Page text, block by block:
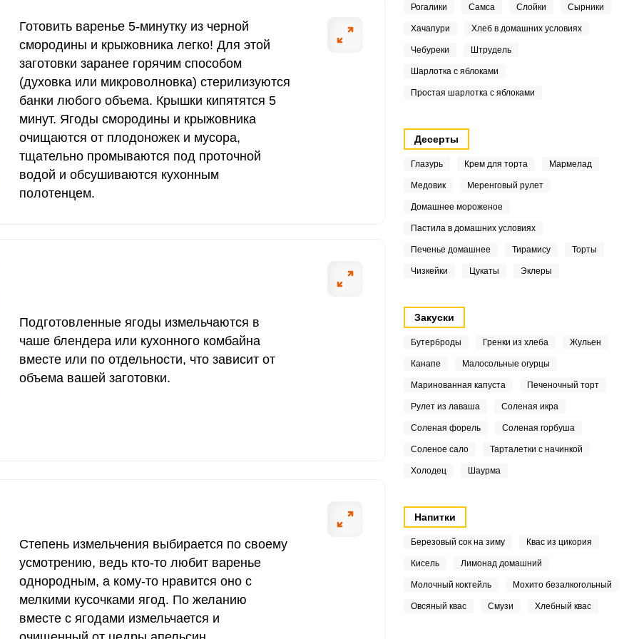
90 мкг 85.1
10 мкг 0
15 мг 2.7
50 мг 1.6
120 мкг 2.2
20 мг
400 мг 3.3
500 мг
10 мкг 16.3
70 мкг 0.7
2 мкг
Готовить варенье 5-минутку из черной
смородины и крыжовника легко! Для этой
заготовки заранее горячим способом
(духовка или микроволновка) стерилизуются
банки любого объема. Крышки кипятятся 5
минут. Ягоды смородины и крыжовника
очищаются от плодоножек и мусора,
тщательно промываются под проточной
водой и обсушиваются кухонным
полотенцем.
Подготовленные ягоды измельчаются в
чаше блендера или кухонного комбайна
вместе или по отдельности, что зависит от
объема вашей заготовки.
Степень измельчения выбирается по своему
усмотрению, ведь кто-то любит варенье
однородным, а кому-то нравится оно с
мелкими кусочками ягод. По желанию
вместе с ягодами измельчается и
Рогалики Самса Слойки Сырники
Хачапури Хлеб в домашних условиях
Чебуреки Штрудель
Шарлотка с яблоками
Простая шарлотка с яблоками
Десерты
Глазурь Крем для торта Мармелад
Медовик Меренговый рулет
Домашнее мороженое
Пастила в домашних условиях
Печенье домашнее Тирамису Торты
Чизкейки Цукаты Эклеры
Закуски
Бутерброды Гренки из хлеба Жульен
Канапе Малосольные огурцы
Маринованная капуста Печеночный торт
Рулет из лаваша Соленая икра
Соленая форель Соленая горбуша
Соленое сало Тарталетки с начинкой
Холодец Шаурма
Напитки
Березовый сок на зиму Квас из цикория
Кисель Лимонад домашний
Молочный коктейль Мохито безалкогольный
Овсяный квас Смузи Хлебный квас
ВХОД НА САЙТ РЕГИСТРАЦИЯ
или микроволновка) стерилизуются банки любого объема. Крышки
смородины и крыжовника очищаются от плодоножек и мусора, тщательно
водой и обсушиваются кухонным полотенцем.
2 ИЗ 6
с
обработки
соглашением